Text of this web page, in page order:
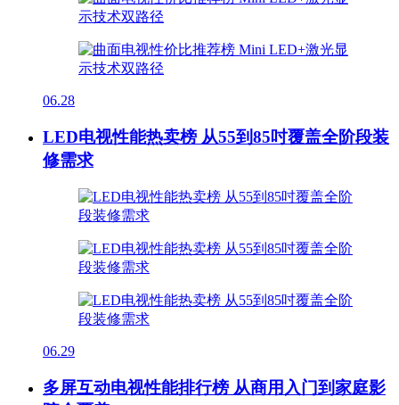
06.28
LED电视性能热卖榜 从55到85吋覆盖全阶段装
修需求
06.29
多屏互动电视性能排行榜 从商用入门到家庭影